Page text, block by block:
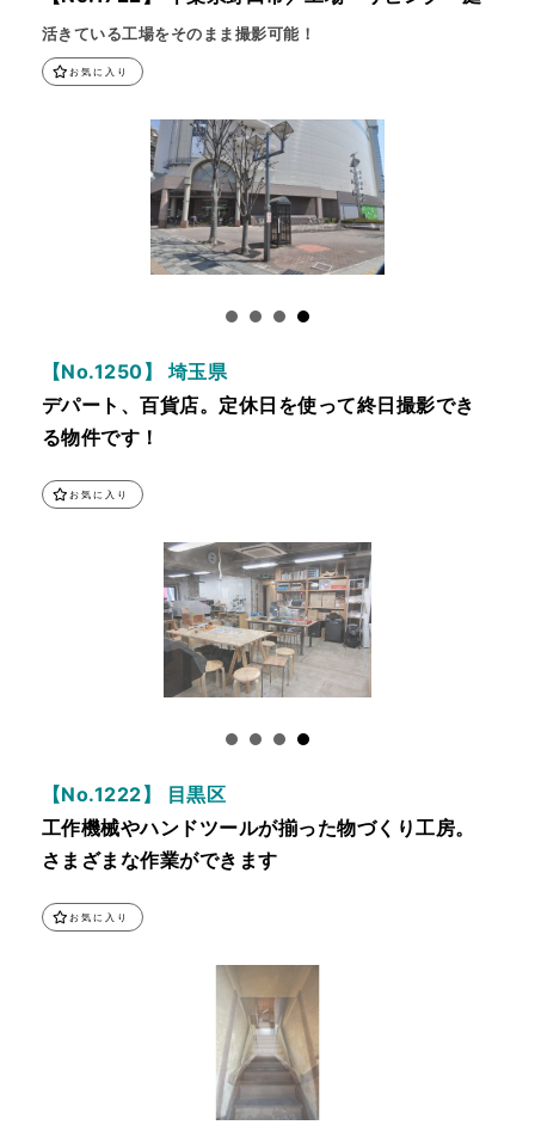
活きている工場をそのまま撮影可能！
お気に入り
【No.1250】 埼玉県
デパート、百貨店。定休日を使って終日撮影でき
る物件です！
お気に入り
【No.1222】 目黒区
工作機械やハンドツールが揃った物づくり工房。
さまざまな作業ができます
お気に入り